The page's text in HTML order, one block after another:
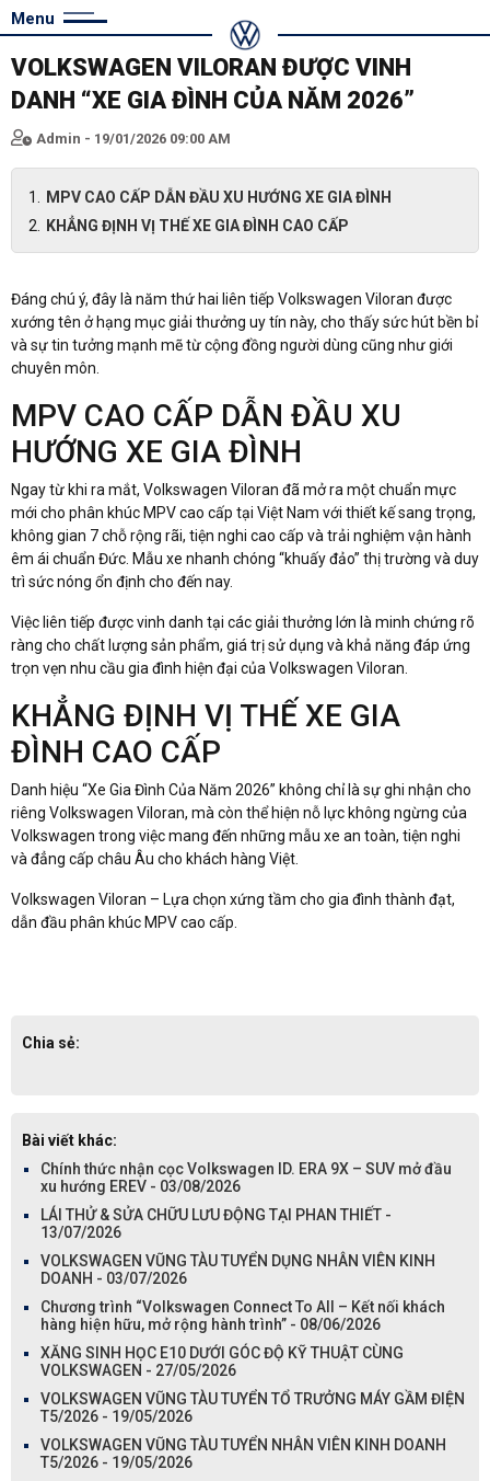
Menu
VOLKSWAGEN VILORAN ĐƯỢC VINH
DANH “XE GIA ĐÌNH CỦA NĂM 2026”
Admin - 19/01/2026 09:00 AM
MPV CAO CẤP DẪN ĐẦU XU HƯỚNG XE GIA ĐÌNH
KHẲNG ĐỊNH VỊ THẾ XE GIA ĐÌNH CAO CẤP
Đáng chú ý, đây là năm thứ hai liên tiếp Volkswagen Viloran được
xướng tên ở hạng mục giải thưởng uy tín này, cho thấy sức hút bền bỉ
và sự tin tưởng mạnh mẽ từ cộng đồng người dùng cũng như giới
chuyên môn.
MPV CAO CẤP DẪN ĐẦU XU
HƯỚNG XE GIA ĐÌNH
Ngay từ khi ra mắt, Volkswagen Viloran đã mở ra một chuẩn mực
mới cho phân khúc MPV cao cấp tại Việt Nam với thiết kế sang trọng,
không gian 7 chỗ rộng rãi, tiện nghi cao cấp và trải nghiệm vận hành
êm ái chuẩn Đức. Mẫu xe nhanh chóng “khuấy đảo” thị trường và duy
trì sức nóng ổn định cho đến nay.
Việc liên tiếp được vinh danh tại các giải thưởng lớn là minh chứng rõ
ràng cho chất lượng sản phẩm, giá trị sử dụng và khả năng đáp ứng
trọn vẹn nhu cầu gia đình hiện đại của Volkswagen Viloran.
KHẲNG ĐỊNH VỊ THẾ XE GIA
ĐÌNH CAO CẤP
Danh hiệu “Xe Gia Đình Của Năm 2026” không chỉ là sự ghi nhận cho
riêng Volkswagen Viloran, mà còn thể hiện nỗ lực không ngừng của
Volkswagen trong việc mang đến những mẫu xe an toàn, tiện nghi
và đẳng cấp châu Âu cho khách hàng Việt.
Volkswagen Viloran – Lựa chọn xứng tầm cho gia đình thành đạt,
dẫn đầu phân khúc MPV cao cấp.
Chia sẻ:
Bài viết khác:
Chính thức nhận cọc Volkswagen ID. ERA 9X – SUV mở đầu
xu hướng EREV - 03/08/2026
LÁI THỬ & SỬA CHỮU LƯU ĐỘNG TẠI PHAN THIẾT -
13/07/2026
VOLKSWAGEN VŨNG TÀU TUYỂN DỤNG NHÂN VIÊN KINH
DOANH - 03/07/2026
Chương trình “Volkswagen Connect To All – Kết nối khách
hàng hiện hữu, mở rộng hành trình” - 08/06/2026
XĂNG SINH HỌC E10 DƯỚI GÓC ĐỘ KỸ THUẬT CÙNG
VOLKSWAGEN - 27/05/2026
VOLKSWAGEN VŨNG TÀU TUYỂN TỔ TRƯỞNG MÁY GẦM ĐIỆN
T5/2026 - 19/05/2026
VOLKSWAGEN VŨNG TÀU TUYỂN NHÂN VIÊN KINH DOANH
T5/2026 - 19/05/2026